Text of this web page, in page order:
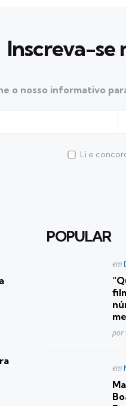
Inscreva-se
o nosso informativo
Li e
POPULAR
em
por
em